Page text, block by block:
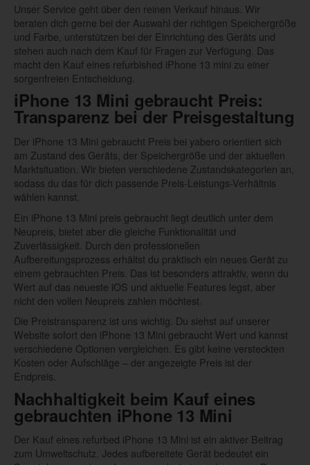
Unser Service geht über den reinen Verkauf hinaus. Wir
beraten dich gerne bei der Auswahl der richtigen Speichergröße
und Farbe, unterstützen bei der Einrichtung des Geräts und
stehen auch nach dem Kauf für Fragen zur Verfügung. Das
macht den Kauf eines refurbished iPhone 13 mini zu einer
sorgenfreien Entscheidung.
iPhone 13 Mini gebraucht Preis:
Transparenz bei der Preisgestaltung
Der iPhone 13 Mini gebraucht Preis bei yabero orientiert sich
am Zustand des Geräts, der Speichergröße und der aktuellen
Marktsituation. Wir bieten verschiedene Zustandskategorien an,
sodass du das für dich passende Preis-Leistungs-Verhältnis
wählen kannst.
Ein iPhone 13 Mini preis gebraucht liegt deutlich unter dem
Neupreis, bietet aber die gleiche Funktionalität und
Zuverlässigkeit. Durch den professionellen
Aufbereitungsprozess erhältst du praktisch ein neues Gerät zu
einem gebrauchten Preis. Das ist besonders attraktiv, wenn du
Wert auf das neueste iOS und aktuelle Features legst, aber
nicht den vollen Neupreis zahlen möchtest.
Die Preistransparenz ist uns wichtig. Du siehst auf unserer
Website sofort den iPhone 13 Mini gebraucht Wert und kannst
verschiedene Optionen vergleichen. Es gibt keine versteckten
Kosten oder Aufschläge – der angezeigte Preis ist der
Endpreis.
Nachhaltigkeit beim Kauf eines
gebrauchten iPhone 13 Mini
Der Kauf eines refurbed iPhone 13 Mini ist ein aktiver Beitrag
zum Umweltschutz. Jedes aufbereitete Gerät bedeutet ein